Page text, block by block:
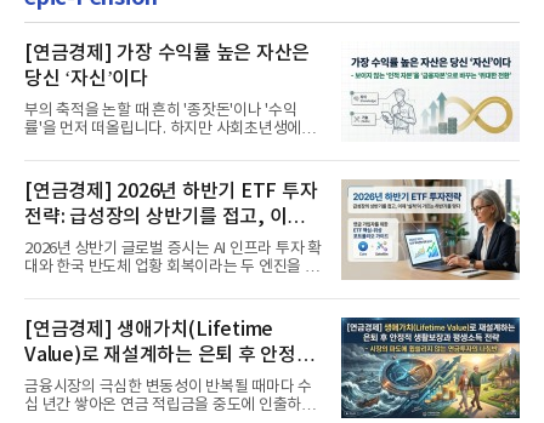
[연금경제] 가장 수익률 높은 자산은
당신 ‘자신’이다
부의 축적을 논할 때 흔히 '종잣돈'이나 '수익
률'을 먼저 떠올립니다. 하지만 사회초년생에게
[연금경제] 2026년 하반기 ETF 투자
전략: 급성장의 상반기를 접고, 이제
'실적'이 가르는 하반기를 맞다
2026년 상반기 글로벌 증시는 AI 인프라 투자 확
대와 한국 반도체 업황 회복이라는 두 엔진을 달
[연금경제] 생애가치(Lifetime
Value)로 재설계하는 은퇴 후 안정적
생활보장과 평생소득 전략
금융시장의 극심한 변동성이 반복될 때마다 수
십 년간 쌓아온 연금 적립금을 중도에 인출하거